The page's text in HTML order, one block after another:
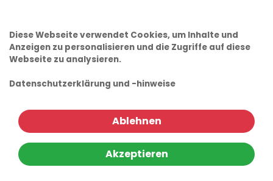
Diese Webseite verwendet Cookies, um Inhalte und
Anzeigen zu personalisieren und die Zugriffe auf diese
Webseite zu analysieren.
Datenschutzerklärung und -hinweise
Ablehnen
Akzeptieren